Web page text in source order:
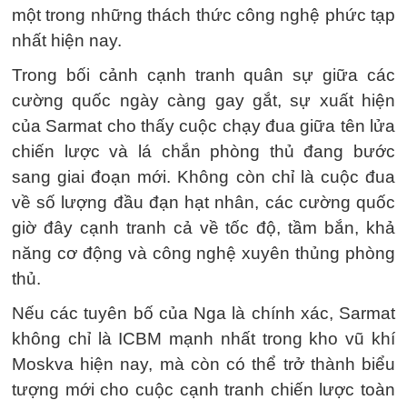
một trong những thách thức công nghệ phức tạp
nhất hiện nay.
Trong bối cảnh cạnh tranh quân sự giữa các
cường quốc ngày càng gay gắt, sự xuất hiện
của Sarmat cho thấy cuộc chạy đua giữa tên lửa
chiến lược và lá chắn phòng thủ đang bước
sang giai đoạn mới. Không còn chỉ là cuộc đua
về số lượng đầu đạn hạt nhân, các cường quốc
giờ đây cạnh tranh cả về tốc độ, tầm bắn, khả
năng cơ động và công nghệ xuyên thủng phòng
thủ.
Nếu các tuyên bố của Nga là chính xác, Sarmat
không chỉ là ICBM mạnh nhất trong kho vũ khí
Moskva hiện nay, mà còn có thể trở thành biểu
tượng mới cho cuộc cạnh tranh chiến lược toàn